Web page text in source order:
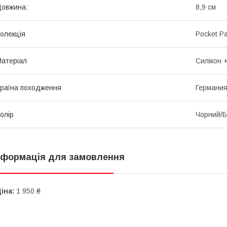
8,9 см
Pocket
Силікон
походження Германия
Чорний/
для замовлення
1 950 ₴